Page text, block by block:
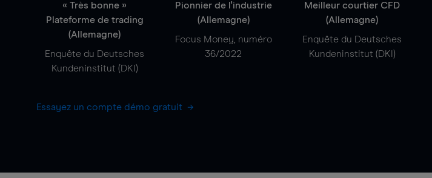
« Très bonne »
Plateforme de trading
(Allemagne)
Enquête du Deutsches
Kundeninstitut (DKI)
Pionnier de l'industrie
(Allemagne)
Focus Money, numéro
36/2022
Meilleur courtier CFD
(Allemagne)
Enquête du Deutsches
Kundeninstitut (DKI)
Essayez un compte démo gratuit